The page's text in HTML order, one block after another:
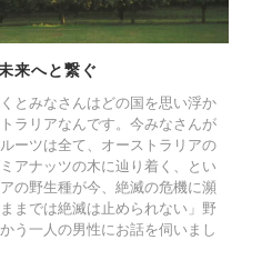
来へと繋ぐ
とみなさんはどの国を思い浮か
ラリアなんです。今みなさんが
ーツは全て、オーストラリアの
アナッツの木に辿り着く、とい
の野生種が今、絶滅の危機に瀕
までは絶滅は止められない」野
う一人の男性にお話を伺いまし